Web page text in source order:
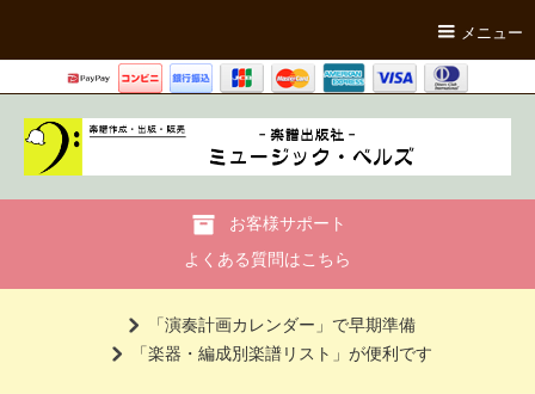
メニュー
お客様サポート
よくある質問はこちら
「演奏計画カレンダー」で早期準備
「楽器・編成別楽譜リスト」が便利です